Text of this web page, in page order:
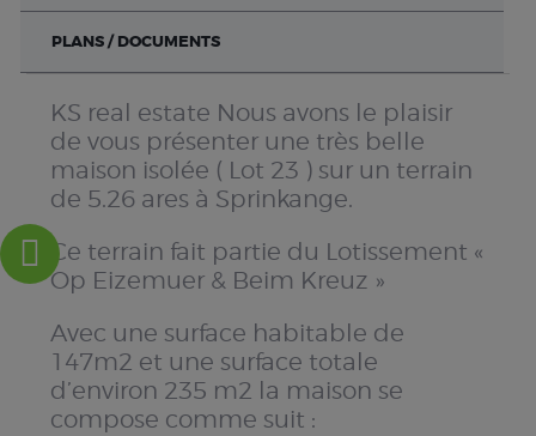
PLANS / DOCUMENTS
KS real estate Nous avons le plaisir
de vous présenter une très belle
maison isolée ( Lot 23 ) sur un terrain
de 5.26 ares à Sprinkange.
Ce terrain fait partie du Lotissement «
Op Eizemuer & Beim Kreuz »
Avec une surface habitable de
147m2 et une surface totale
d’environ 235 m2 la maison se
compose comme suit :